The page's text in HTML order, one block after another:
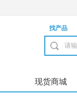
找产品
现货商城